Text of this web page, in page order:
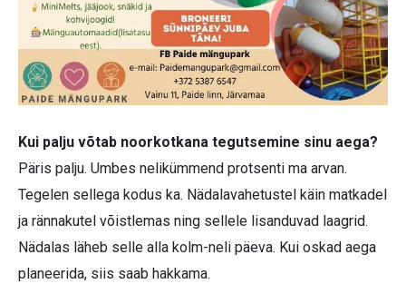
Kui palju võtab noorkotkana tegutsemine sinu aega?
Päris palju. Umbes nelikümmend protsenti ma arvan.
Tegelen sellega kodus ka. Nädalavahetustel käin matkadel
ja rännakutel võistlemas ning sellele lisanduvad laagrid.
Nädalas läheb selle alla kolm-neli päeva. Kui oskad aega
planeerida, siis saab hakkama.